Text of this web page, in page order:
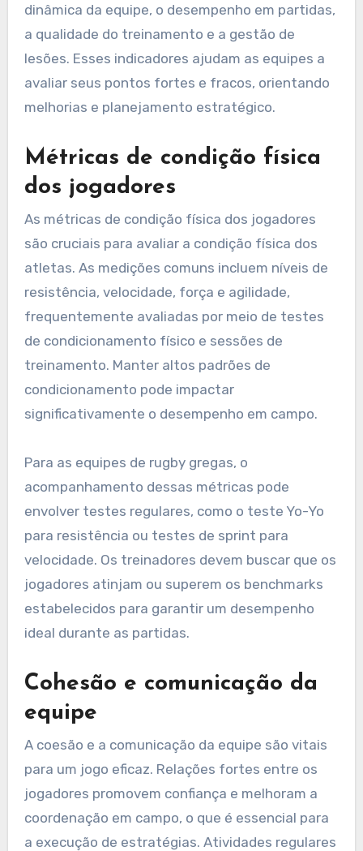
dinâmica da equipe, o desempenho em partidas,
a qualidade do treinamento e a gestão de
lesões. Esses indicadores ajudam as equipes a
avaliar seus pontos fortes e fracos, orientando
melhorias e planejamento estratégico.
Métricas de condição física
dos jogadores
As métricas de condição física dos jogadores
são cruciais para avaliar a condição física dos
atletas. As medições comuns incluem níveis de
resistência, velocidade, força e agilidade,
frequentemente avaliadas por meio de testes
de condicionamento físico e sessões de
treinamento. Manter altos padrões de
condicionamento pode impactar
significativamente o desempenho em campo.
Para as equipes de rugby gregas, o
acompanhamento dessas métricas pode
envolver testes regulares, como o teste Yo-Yo
para resistência ou testes de sprint para
velocidade. Os treinadores devem buscar que os
jogadores atinjam ou superem os benchmarks
estabelecidos para garantir um desempenho
ideal durante as partidas.
Cohesão e comunicação da
equipe
A coesão e a comunicação da equipe são vitais
para um jogo eficaz. Relações fortes entre os
jogadores promovem confiança e melhoram a
coordenação em campo, o que é essencial para
a execução de estratégias. Atividades regulares